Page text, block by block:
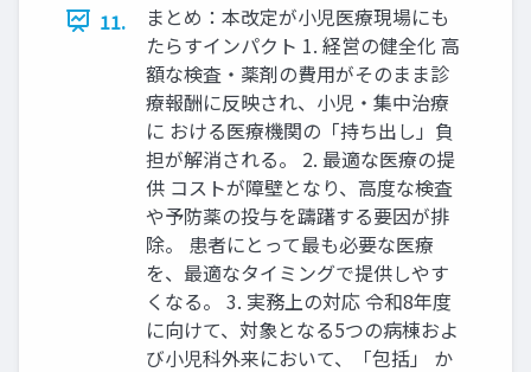
11.
まとめ：本改定が小児医療現場にも
たらすインパクト 1. 経営の健全化 高
額な検査・薬剤の費用がそのまま診
療報酬に反映され、小児・集中治療
に おける医療機関の「持ち出し」負
担が解消される。 2. 最適な医療の提
供 コストが障壁となり、高度な検査
や予防薬の投与を躊躇する要因が排
除。 患者にとって最も必要な医療
を、最適なタイミングで提供しやす
くなる。 3. 実務上の対応 令和8年度
に向けて、対象となる5つの病棟およ
び小児科外来において、「包括」 か